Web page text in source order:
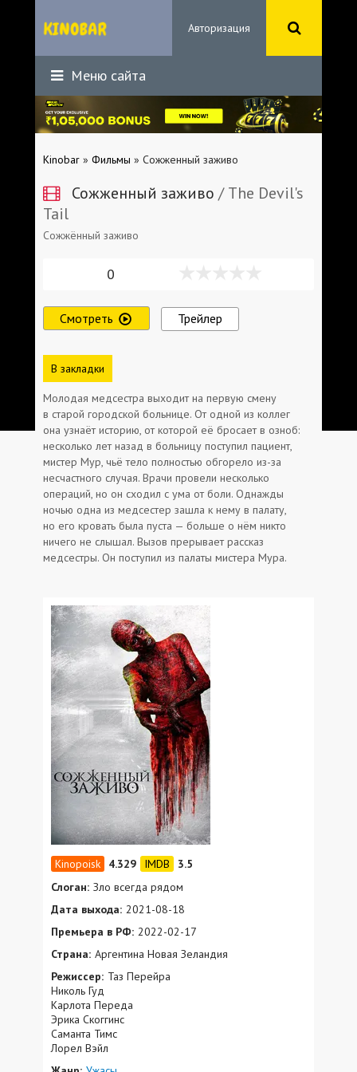
Авторизация
Меню сайта
Kinobar » Фильмы » Сожженный заживо
Сожженный заживо / The Devil's
Tail
Сожжённый заживо
0
Смотреть Трейлер
В закладки
Молодая медсестра выходит на первую смену
в старой городской больнице. От одной из коллег
она узнаёт историю, от которой её бросает в озноб:
несколько лет назад в больницу поступил пациент,
мистер Мур, чьё тело полностью обгорело из-за
несчастного случая. Врачи провели несколько
операций, но он сходил с ума от боли. Однажды
ночью одна из медсестер зашла к нему в палату,
но его кровать была пуста — больше о нём никто
ничего не слышал. Вызов прерывает рассказ
медсестры. Он поступил из палаты мистера Мура.
4.329
3.5
Слоган: Зло всегда рядом
Дата выхода: 2021-08-18
Премьера в РФ: 2022-02-17
Страна: Аргентина Новая Зеландия
Режиссер: Таз Перейра
Николь Гуд
Карлота Переда
Эрика Скоггинс
Саманта Тимс
Лорел Вэйл